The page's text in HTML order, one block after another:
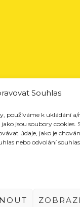
Souhlas
používáme k ukládání
jsou soubory cookies.
údaje, jako je
nebo odvolání